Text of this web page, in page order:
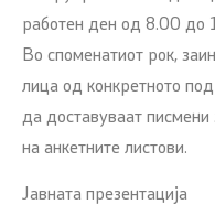
работен ден од 8.00 до
Во споменатиот рок,
лица од конкретното
да доставуваат
на анкетните листови.
Јавната презентација